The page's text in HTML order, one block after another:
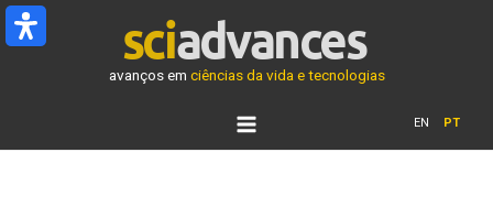
Ir
para
avanços em ciências da vida e tecnologias
EN PT